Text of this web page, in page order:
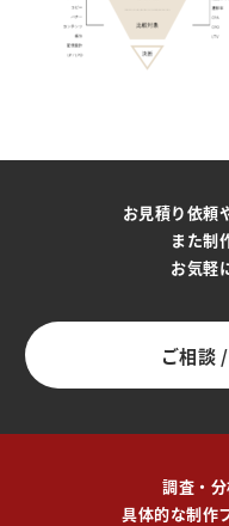
お見積り依頼
また制
お気軽
ご相談
調査・
具体的な制作